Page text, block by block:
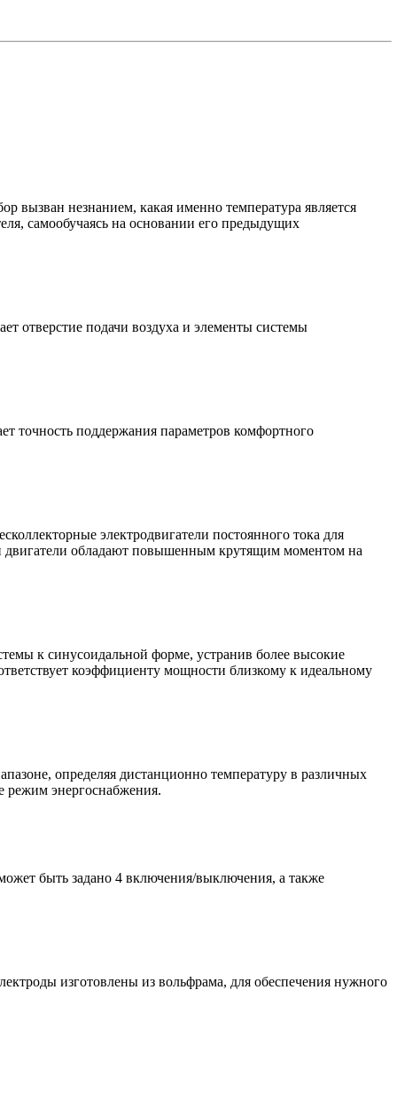
вызван незнанием, какая именно температура является
самообучаясь на основании его предыдущих
отверстие подачи воздуха и элементы системы
точность поддержания параметров комфортного
электродвигатели постоянного тока для
двигатели обладают повышенным крутящим моментом на
к синусоидальной форме, устранив более высокие
коэффициенту мощности близкому к идеальному
определяя дистанционно температуру в различных
режим энергоснабжения.
быть задано 4 включения/выключения, а также
изготовлены из вольфрама, для обеспечения нужного